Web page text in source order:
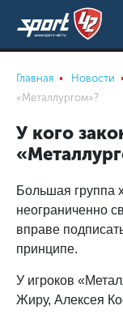
Главная Новости
«Металлургом»?
У кого
Большая группа
неограниченно
вправе
принципе.
У игроков
Жиру, Алексея